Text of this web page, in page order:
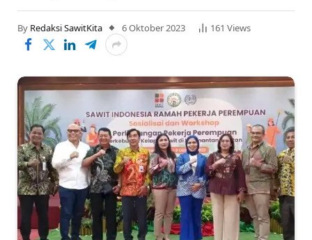
By Redaksi SawitKita 6 Oktober 2023 161 Views